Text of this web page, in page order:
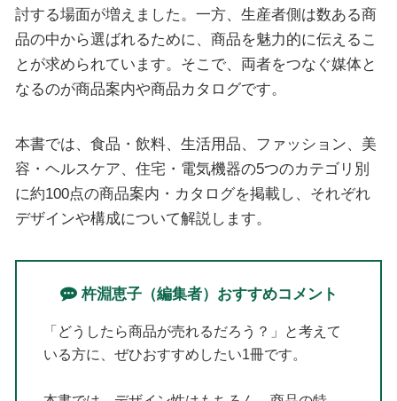
討する場面が増えました。一方、生産者側は数ある商
品の中から選ばれるために、商品を魅力的に伝えるこ
とが求められています。そこで、両者をつなぐ媒体と
なるのが商品案内や商品カタログです。
本書では、食品・飲料、生活用品、ファッション、美
容・ヘルスケア、住宅・電気機器の5つのカテゴリ別
に約100点の商品案内・カタログを掲載し、それぞれ
デザインや構成について解説します。
杵淵恵子（編集者）おすすめコメント
「どうしたら商品が売れるだろう？」と考えて
いる方に、ぜひおすすめしたい1冊です。